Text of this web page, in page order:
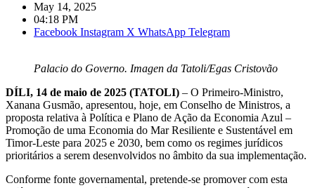
May 14, 2025
04:18 PM
Facebook Instagram X WhatsApp Telegram
Palacio do Governo. Imagen da Tatoli/Egas Cristovão
DÍLI, 14 de maio de 2025 (TATOLI) – O Primeiro-Ministro,
Xanana Gusmão, apresentou, hoje, em Conselho de Ministros, a
proposta relativa à Política e Plano de Ação da Economia Azul –
Promoção de uma Economia do Mar Resiliente e Sustentável em
Timor-Leste para 2025 e 2030, bem como os regimes jurídicos
prioritários a serem desenvolvidos no âmbito da sua implementação.
Conforme fonte governamental, pretende-se promover com esta